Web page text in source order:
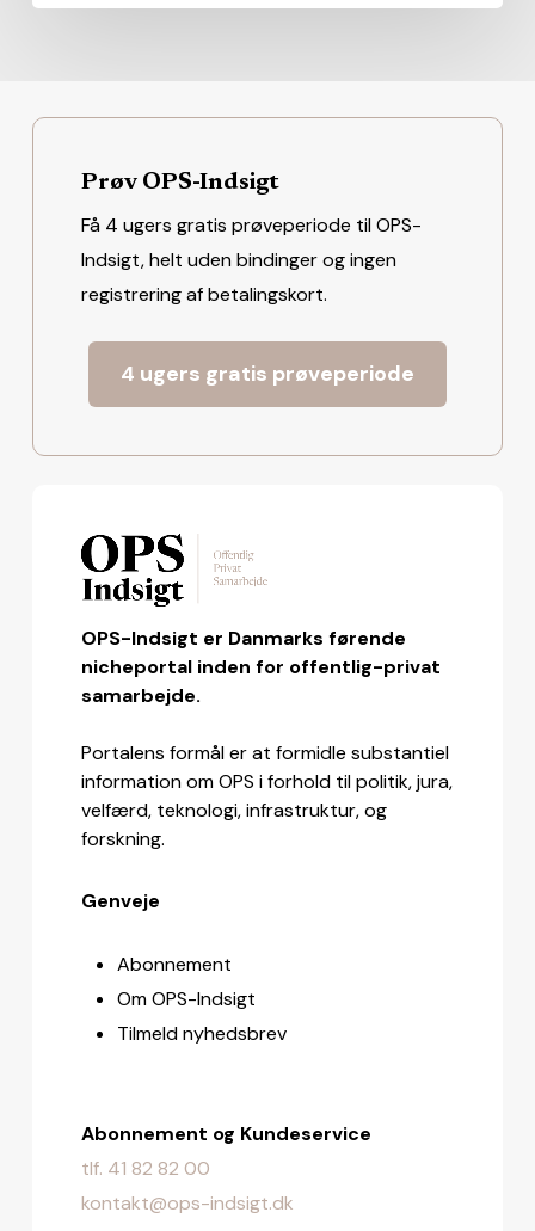
Prøv OPS-Indsigt
Få 4 ugers gratis prøveperiode til OPS-
Indsigt, helt uden bindinger og ingen
registrering af betalingskort.
4 ugers gratis prøveperiode
OPS-Indsigt er Danmarks førende
nicheportal inden for offentlig-privat
samarbejde.
Portalens formål er at formidle substantiel
information om OPS i forhold til politik, jura,
velfærd, teknologi, infrastruktur, og
forskning.
Genveje
Abonnement
Om OPS-Indsigt
Tilmeld nyhedsbrev
Abonnement og Kundeservice
tlf. 41 82 82 00
kontakt@ops-indsigt.dk